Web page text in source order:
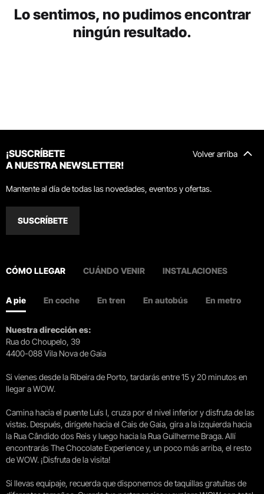
Lo sentimos, no pudimos encontrar
ningún resultado.
Volver arriba
¡SUSCRÍBETE
A NUESTRA NEWSLETTER!
Mantente al día de todas las novedades, eventos y ofertas.
SUSCRÍBETE
CÓMO LLEGAR CUÁNDO VENIR INSTALACIONES
A pie En coche En tren En autobús En metro
Nuestra dirección es:
Rua do Choupelo, 39
4400-088 Vila Nova de Gaia
Si vienes desde la Ribeira de Porto, tardarás entre 15 y 20 minutos en
llegar a WOW.
Camina hacia el puente Luís I, cruza por el nivel inferior y disfruta de las
vistas. Después, dirígete hacia el Cais de Gaia, gira a la izquierda hacia
la Rua Cândido dos Reis y luego hacia la Rua Guilherme Braga. Allí
encontrarás The Chocolate Experience y, un poco más arriba, el resto
de WOW. ¡Disfruta de la visita!
Si llevas equipaje, recuerda que disponemos de taquillas gratuitas de